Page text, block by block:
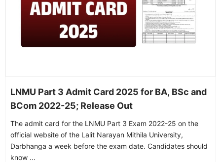
LNMU Part 3 Admit Card 2025 for BA, BSc and
BCom 2022-25; Release Out
The admit card for the LNMU Part 3 Exam 2022-25 on the
official website of the Lalit Narayan Mithila University,
Darbhanga a week before the exam date. Candidates should
know ...